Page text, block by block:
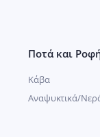
Ποτά και
Κάβα
Αναψυκτικά/